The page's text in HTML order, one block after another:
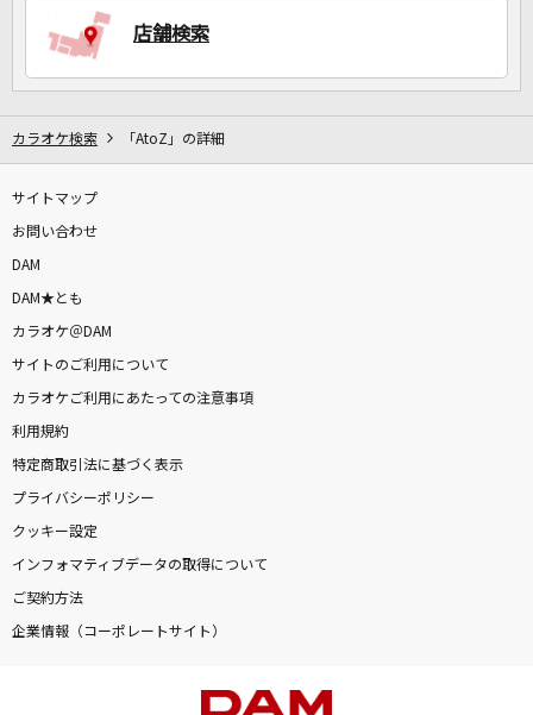
カラオケ最新情報をチェック！
店舗検索
カラオケ検索 「AtoZ」の詳細
サイトマップ
お問い合わせ
DAM
DAM★とも
カラオケ＠DAM
サイトのご利用について
カラオケご利用にあたっての注意事項
利用規約
特定商取引法に基づく表示
プライバシーポリシー
クッキー設定
インフォマティブデータの取得について
ご契約方法
企業情報（コーポレートサイト）